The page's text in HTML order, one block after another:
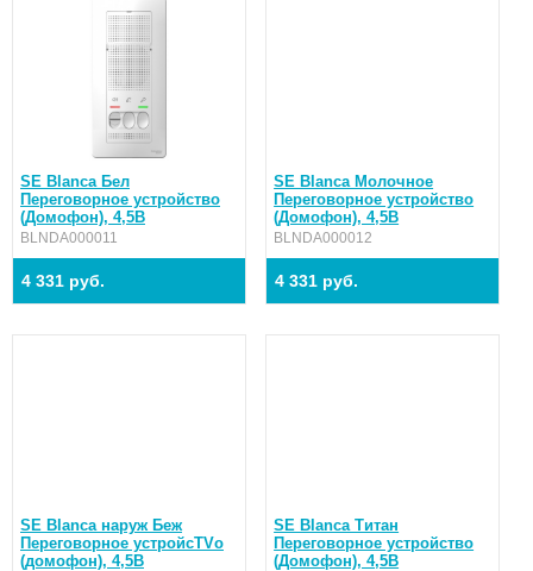
SE Blanca Бел
Переговорное устройство
(Домофон), 4,5В
BLNDA000011
4 331 руб.
SE Blanca Молочное
Переговорное устройство
(Домофон), 4,5В
BLNDA000012
4 331 руб.
SE Blanca наруж Беж
Переговорное устройсTVо
(домофон), 4,5В
SE Blanca Титан
Переговорное устройство
(Домофон), 4,5В